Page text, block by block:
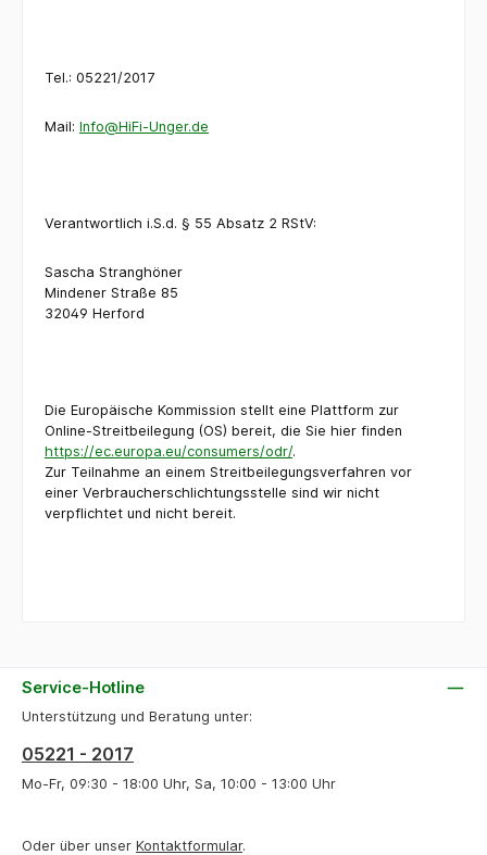
Tel.: 05221/2017
Mail: Info@HiFi-Unger.de
Verantwortlich i.S.d. § 55 Absatz 2 RStV:
Sascha Stranghöner
Mindener Straße 85
32049 Herford
Die Europäische Kommission stellt eine Plattform zur
Online-Streitbeilegung (OS) bereit, die Sie hier finden
https://ec.europa.eu/consumers/odr/.
Zur Teilnahme an einem Streitbeilegungsverfahren vor
einer Verbraucherschlichtungsstelle sind wir nicht
verpflichtet und nicht bereit.
Service-Hotline
Unterstützung und Beratung unter:
05221 - 2017
Mo-Fr, 09:30 - 18:00 Uhr, Sa, 10:00 - 13:00 Uhr
Oder über unser Kontaktformular.